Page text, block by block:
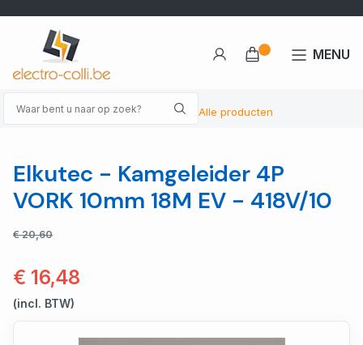
Alle producten
MENU
Elkutec - Kamgeleider 4P
VORK 10mm 18M EV - 418V/10
€ 20,60
€ 16,48
(incl. BTW)